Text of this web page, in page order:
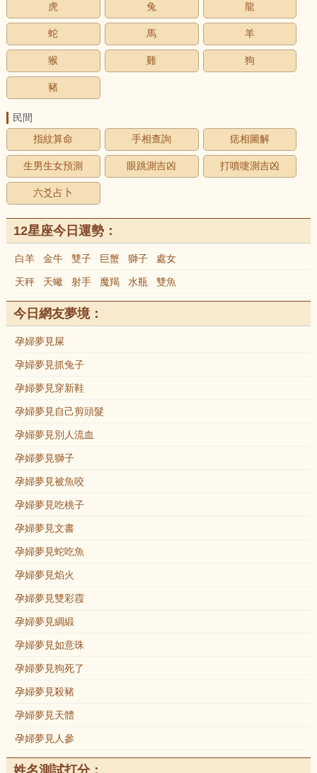
虎 兔 龍
蛇 馬 羊
猴 雞 狗
豬
民間
指紋算命
手相查詢 痣相圖解
生男生女預測 眼跳測吉凶 打噴嚏測吉凶
六爻占卜
12星座今日運勢：
白羊 金牛 雙子 巨蟹 獅子 處女
天秤 天蠍 射手 魔羯 水瓶 雙魚
今日網友夢境：
孕婦夢見屎
孕婦夢見抓兔子
孕婦夢見穿新鞋
孕婦夢見自己剪頭髮
孕婦夢見別人流血
孕婦夢見獅子
孕婦夢見被魚咬
孕婦夢見吃桃子
孕婦夢見文書
孕婦夢見蛇吃魚
孕婦夢見焰火
孕婦夢見雙彩霞
孕婦夢見綢緞
孕婦夢見如意珠
孕婦夢見狗死了
孕婦夢見殺豬
孕婦夢見天體
孕婦夢見人參
姓名測試打分：